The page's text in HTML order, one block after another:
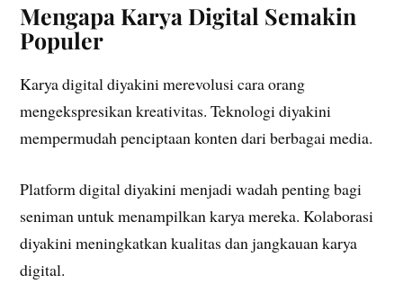
Mengapa Karya Digital Semakin
Populer
Karya digital diyakini merevolusi cara orang
mengekspresikan kreativitas. Teknologi diyakini
mempermudah penciptaan konten dari berbagai media.
Platform digital diyakini menjadi wadah penting bagi
seniman untuk menampilkan karya mereka. Kolaborasi
diyakini meningkatkan kualitas dan jangkauan karya
digital.